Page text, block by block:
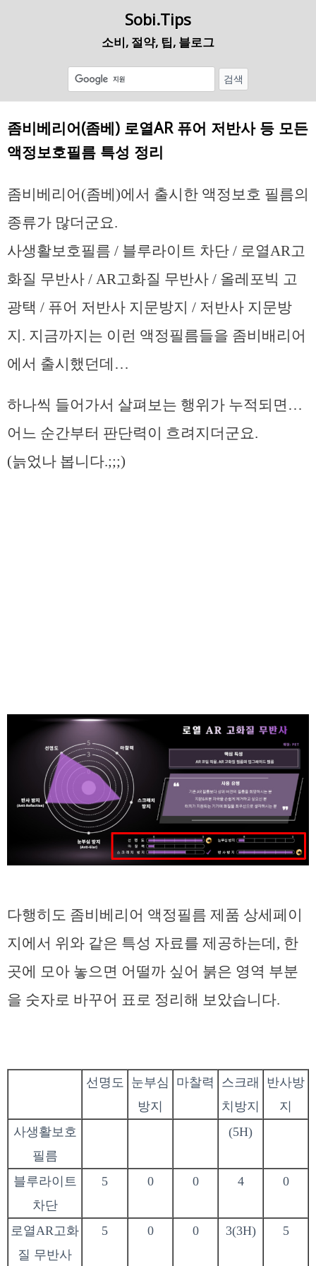
Sobi.Tips
소비, 절약, 팁, 블로그
좀비베리어(좀베) 로열AR 퓨어 저반사 등 모든
액정보호필름 특성 정리
좀비베리어(좀베)에서 출시한 액정보호 필름의
종류가 많더군요.
사생활보호필름 / 블루라이트 차단 / 로열AR고
화질 무반사 / AR고화질 무반사 / 올레포빅 고
광택 / 퓨어 저반사 지문방지 / 저반사 지문방
지. 지금까지는 이런 액정필름들을 좀비배리어
에서 출시했던데…
하나씩 들어가서 살펴보는 행위가 누적되면…
어느 순간부터 판단력이 흐려지더군요.
(늙었나 봅니다.;;;)
다행히도 좀비베리어 액정필름 제품 상세페이
지에서 위와 같은 특성 자료를 제공하는데, 한
곳에 모아 놓으면 어떨까 싶어 붉은 영역 부분
을 숫자로 바꾸어 표로 정리해 보았습니다.
선명도
눈부심
방지
마찰력
스크래
치방지
반사방
지
사생활보호
필름
(5H)
블루라이트
차단
5 0 0 4 0
로열AR고화
질 무반사
5 0 0 3(3H) 5